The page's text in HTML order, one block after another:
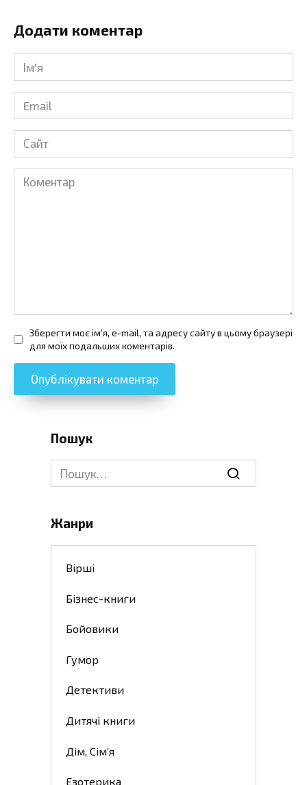
Додати коментар
Ім'я
Email
Сайт
Коментар
Зберегти моє ім'я, e-mail, та адресу сайту в цьому браузері
для моїх подальших коментарів.
Пошук
Search
for:
Жанри
Вірші
Бізнес-книги
Бойовики
Гумор
Детективи
Дитячі книги
Дім, Сім’я
Езотерика